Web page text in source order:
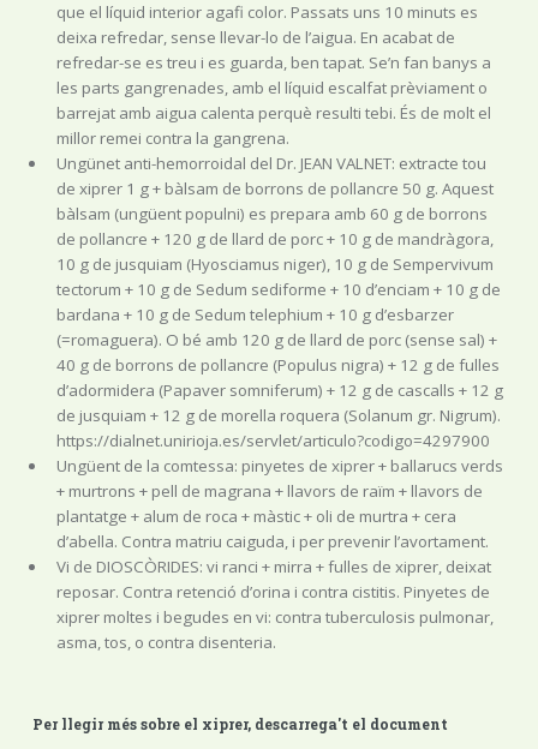
que el líquid interior agafi color. Passats uns 10 minuts es
deixa refredar, sense llevar-lo de l’aigua. En acabat de
refredar-se es treu i es guarda, ben tapat. Se’n fan banys a
les parts gangrenades, amb el líquid escalfat prèviament o
barrejat amb aigua calenta perquè resulti tebi. És de molt el
millor remei contra la gangrena.
Ungünet anti-hemorroidal del Dr. JEAN VALNET: extracte tou
de xiprer 1 g + bàlsam de borrons de pollancre 50 g. Aquest
bàlsam (ungüent populni) es prepara amb 60 g de borrons
de pollancre + 120 g de llard de porc + 10 g de mandràgora,
10 g de jusquiam (Hyosciamus niger), 10 g de Sempervivum
tectorum + 10 g de Sedum sediforme + 10 d’enciam + 10 g de
bardana + 10 g de Sedum telephium + 10 g d’esbarzer
(=romaguera). O bé amb 120 g de llard de porc (sense sal) +
40 g de borrons de pollancre (Populus nigra) + 12 g de fulles
d’adormidera (Papaver somniferum) + 12 g de cascalls + 12 g
de jusquiam + 12 g de morella roquera (Solanum gr. Nigrum).
https://dialnet.unirioja.es/servlet/articulo?codigo=4297900
Ungüent de la comtessa: pinyetes de xiprer + ballarucs verds
+ murtrons + pell de magrana + llavors de raïm + llavors de
plantatge + alum de roca + màstic + oli de murtra + cera
d’abella. Contra matriu caiguda, i per prevenir l’avortament.
Vi de DIOSCÒRIDES: vi ranci + mirra + fulles de xiprer, deixat
reposar. Contra retenció d’orina i contra cistitis. Pinyetes de
xiprer moltes i begudes en vi: contra tuberculosis pulmonar,
asma, tos, o contra disenteria.
Per llegir més sobre el xiprer, descarrega't el document